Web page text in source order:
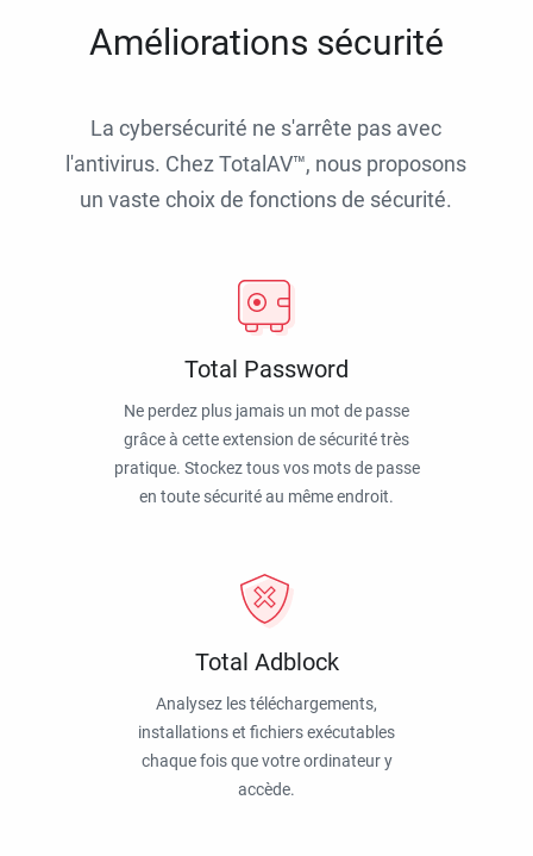
Améliorations sécurité
La cybersécurité ne s'arrête pas avec
l'antivirus. Chez TotalAV™, nous proposons
un vaste choix de fonctions de sécurité.
Total Password
Ne perdez plus jamais un mot de passe
grâce à cette extension de sécurité très
pratique. Stockez tous vos mots de passe
en toute sécurité au même endroit.
Total Adblock
Analysez les téléchargements,
installations et fichiers exécutables
chaque fois que votre ordinateur y
accède.